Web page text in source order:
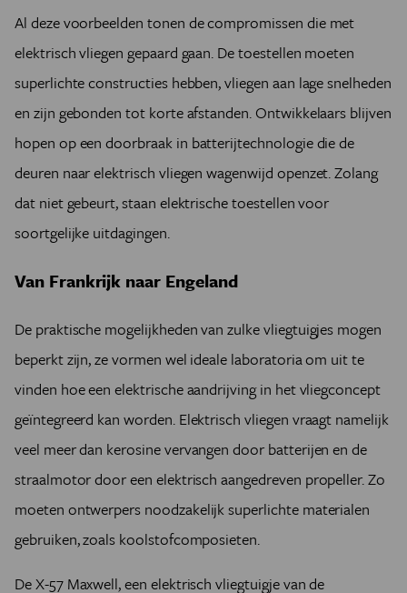
Al deze voorbeelden tonen de compromissen die met
elektrisch vliegen gepaard gaan. De toestellen moeten
superlichte constructies hebben, vliegen aan lage snelheden
en zijn gebonden tot korte afstanden. Ontwikkelaars blijven
hopen op een doorbraak in batterijtechnologie die de
deuren naar elektrisch vliegen wagenwijd openzet. Zolang
dat niet gebeurt, staan elektrische toestellen voor
soortgelijke uitdagingen.
Van Frankrijk naar Engeland
De praktische mogelijkheden van zulke vliegtuigjes mogen
beperkt zijn, ze vormen wel ideale laboratoria om uit te
vinden hoe een elektrische aandrijving in het vliegconcept
geïntegreerd kan worden. Elektrisch vliegen vraagt namelijk
veel meer dan kerosine vervangen door batterijen en de
straalmotor door een elektrisch aangedreven propeller. Zo
moeten ontwerpers noodzakelijk superlichte materialen
gebruiken, zoals koolstofcomposieten.
De X-57 Maxwell, een elektrisch vliegtuigje van de